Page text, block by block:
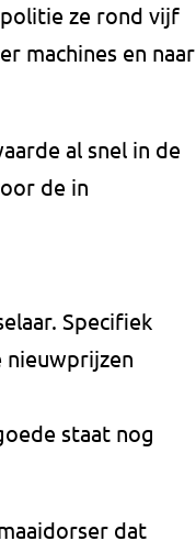
ze rond vijf
machines en naar
al snel in de
de in
Specifiek
nieuwprijzen
staat nog
dat